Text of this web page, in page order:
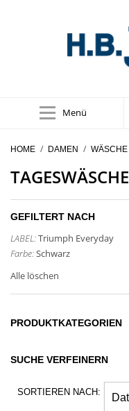
Menü
HOME / DAMEN / WÄSCHE
TAGESWÄSCHE
GEFILTERT NACH
LABEL:Triumph Everyday
Farbe:Schwarz
Alle löschen
PRODUKTKATEGORIEN
SUCHE VERFEINERN
SORTIEREN NACH